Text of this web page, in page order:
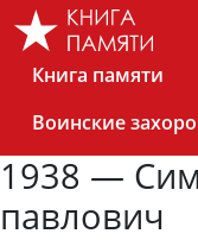
Skip
Книга памяти
Воинские
1938 —
павлович